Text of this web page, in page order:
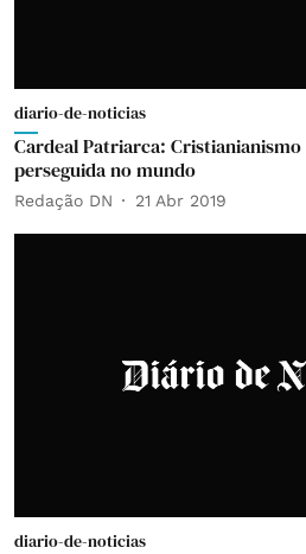
diario-de-noticias
Cardeal Patriarca:
perseguida no mundo
Redação DN 21 Abr 2019
diario-de-noticias